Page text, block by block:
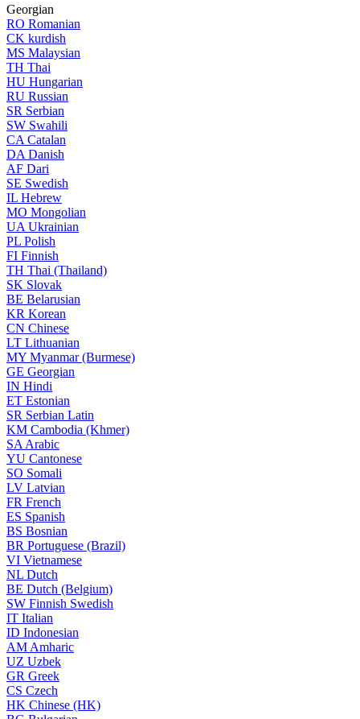
Georgian
RO Romanian
CK kurdish
MS Malaysian
TH Thai
HU Hungarian
RU Russian
SR Serbian
SW Swahili
CA Catalan
DA Danish
AF Dari
SE Swedish
IL Hebrew
MO Mongolian
UA Ukrainian
PL Polish
FI Finnish
TH Thai (Thailand)
SK Slovak
BE Belarusian
KR Korean
CN Chinese
LT Lithuanian
MY Myanmar (Burmese)
GE Georgian
IN Hindi
ET Estonian
SR Serbian Latin
KM Cambodia (Khmer)
SA Arabic
YU Cantonese
SO Somali
LV Latvian
FR French
ES Spanish
BS Bosnian
BR Portuguese (Brazil)
VI Vietnamese
NL Dutch
BE Dutch (Belgium)
SW Finnish Swedish
IT Italian
ID Indonesian
AM Amharic
UZ Uzbek
GR Greek
CS Czech
HK Chinese (HK)